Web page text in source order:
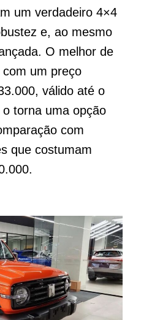
um verdadeiro 4×4
e, ao mesmo
O melhor de
um preço
válido até o
torna uma opção
com
que costumam